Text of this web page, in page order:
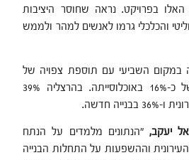
בפרויקט. נראה שחוסר היציבות
והכלכלי גרמו לאנשים למהר ולממש
במקום השביעי עם תוספת צפויה של
6100 יח"ד שתביא לגידול של כ-16% באוכלוסייתה. בהרצליה 39%
חדשה.
יעקב, "הנתונים מלמדים על הנתח
וההשפעות על התחלות הבנייה